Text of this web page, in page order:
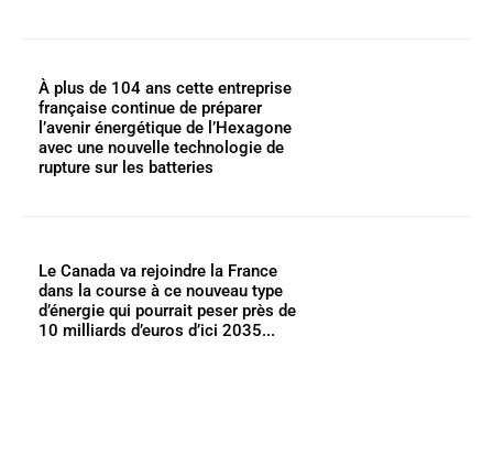
À plus de 104 ans cette entreprise
française continue de préparer
l’avenir énergétique de l’Hexagone
avec une nouvelle technologie de
rupture sur les batteries
Le Canada va rejoindre la France
dans la course à ce nouveau type
d’énergie qui pourrait peser près de
10 milliards d’euros d’ici 2035...